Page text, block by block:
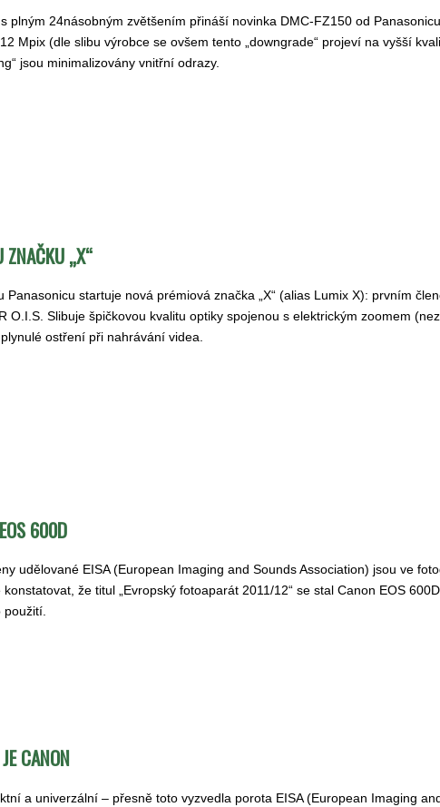
plným 24násobným zvětšením přináší novinka DMC-FZ150 od
Mpix (dle slibu výrobce se ovšem tento „downgrade“ projeví na vyšší
jsou minimalizovány vnitřní odrazy.
ZNAČKU „X“
Panasonicu startuje nová prémiová značka „X“ (alias Lumix X): prvním
O.I.S. Slibuje špičkovou kvalitu optiky spojenou s elektrickým zoomem
ostření při nahrávání videa.
600D
udělované EISA (European Imaging and Sounds Association) jsou ve
že titul „Evropský fotoaparát 2011/12“ se stal Canon EOS
CANON
a univerzální – přesně toto vyzvedla porota EISA (European Imaging